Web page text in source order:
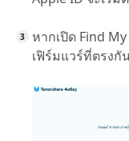
หากเปิด Find
เฟิร์มแวร์ที่ตรงกั